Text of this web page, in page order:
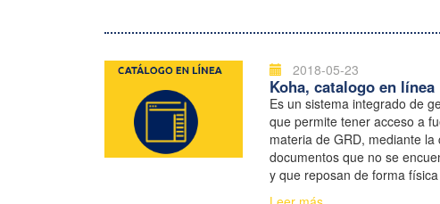
2018-05-23
Koha, catalogo en línea
Es un sistema integrado de
que permite tener acceso a
materia de GRD, mediante la
documentos que no se
y que reposan de forma
Documentación de la UNGRD